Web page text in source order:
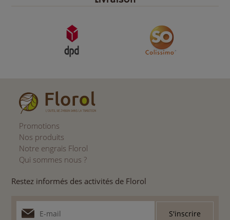
Promotions
Nos produits
Notre engrais Florol
Qui sommes nous ?
Restez informés des activités de Florol